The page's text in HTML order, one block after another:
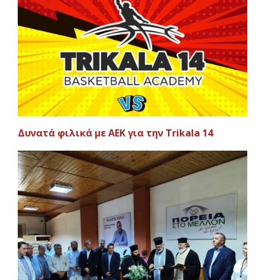
Δυνατά φιλικά με ΑΕΚ για την Trikala 14